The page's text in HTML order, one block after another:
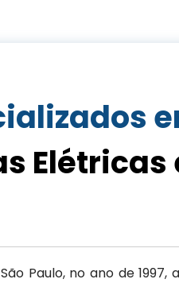
Elétricas
Paulo, no ano de 1997,